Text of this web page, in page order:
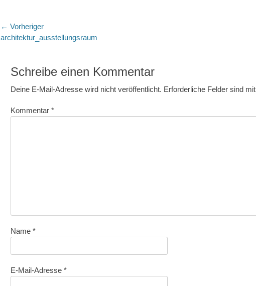
Beitragsnavigation
← Vorheriger
Vorheriger
architektur_ausstellungsraum
Schreibe einen Kommentar
Deine E-Mail-Adresse wird nicht veröffentlicht. Erforderliche Felder sind mit
Kommentar *
Name *
E-Mail-Adresse *